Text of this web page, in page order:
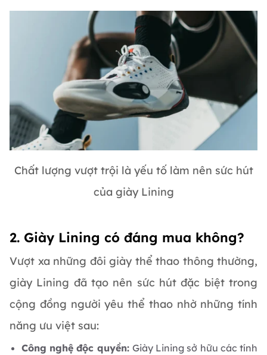
Chất lượng vượt trội là yếu tố làm nên sức hút
của giày Lining
2. Giày Lining có đáng mua không?
Vượt xa những đôi giày thể thao thông thường,
giày Lining đã tạo nên sức hút đặc biệt trong
cộng đồng người yêu thể thao nhờ những tính
năng ưu việt sau:
Công nghệ độc quyền: Giày Lining sở hữu các tính